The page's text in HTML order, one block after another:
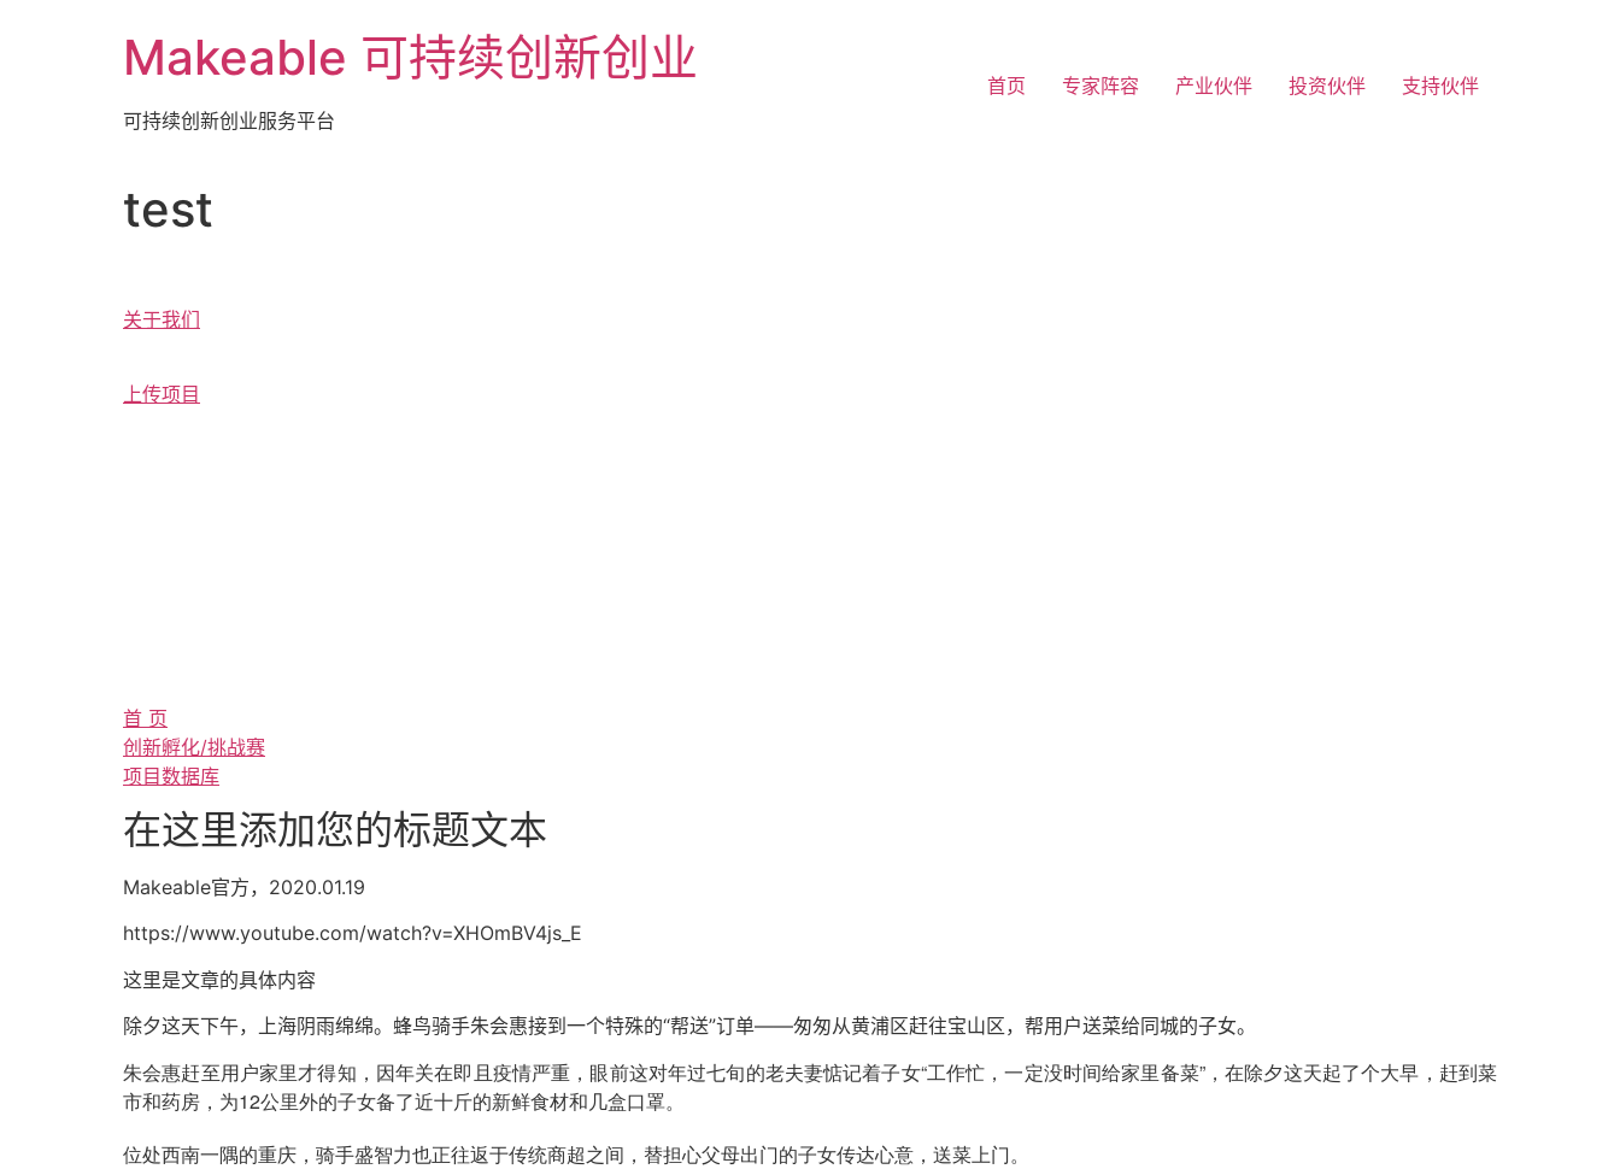
Makeable 可持续创新创业
可持续创新创业服务平台
首页 专家阵容 产业伙伴 投资伙伴 支持伙伴
test
关于我们
上传项目
首 页
创新孵化/挑战赛
项目数据库
在这里添加您的标题文本
Makeable官方，2020.01.19
https://www.youtube.com/watch?v=XHOmBV4js_E
这里是文章的具体内容
除夕这天下午，上海阴雨绵绵。蜂鸟骑手朱会惠接到一个特殊的“帮送”订单——匆匆从黄浦区赶往宝山区，帮用户送菜给同城的子女。
朱会惠赶至用户家里才得知，因年关在即且疫情严重，眼前这对年过七旬的老夫妻惦记着子女“工作忙，一定没时间给家里备菜”，在除夕这天起了个大早，赶到菜
市和药房，为12公里外的子女备了近十斤的新鲜食材和几盒口罩。
位处西南一隅的重庆，骑手盛智力也正往返于传统商超之间，替担心父母出门的子女传达心意，送菜上门。